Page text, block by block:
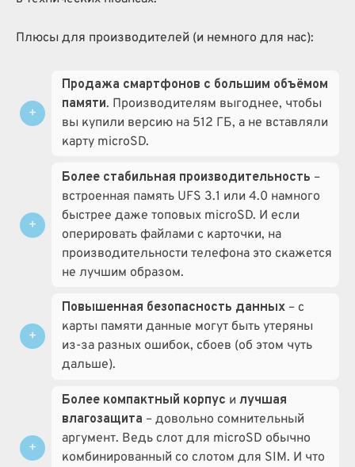
Плюсы для производителей (и немного для нас):
Продажа смартфонов с большим объёмом
памяти. Производителям выгоднее, чтобы
вы купили версию на 512 ГБ, а не вставляли
карту microSD.
Более стабильная производительность –
встроенная память UFS 3.1 или 4.0 намного
быстрее даже топовых microSD. И если
оперировать файлами с карточки, на
производительности телефона это скажется
не лучшим образом.
Повышенная безопасность данных– с
карты памяти данные могут быть утеряны
из-за разных ошибок, сбоев (об этом чуть
дальше).
Более компактный корпус и лучшая
влагозащита – довольно сомнительный
аргумент. Ведь слот для microSD обычно
комбинированный со слотом для SIM. И что